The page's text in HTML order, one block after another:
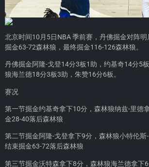
北京时间10月5日NBA 季前赛，丹佛掘金对阵
掘金63-72森林狼，最终掘金116-126森林狼。
丹佛掘金阿隆-戈登14分3板1助，约基奇14分5
狼海兰德18分3板3助，朱赞16分6板。
赛况
第一节掘金约基奇拿下10分，森林狼纳兹-里德
金28-40落后森林狼
第二节掘金阿隆-戈登拿下9分，森林狼小特伦斯
结束掘金63-72落后森林狼
第三节掘金沃特森拿下8分，森林狼海兰德拿下